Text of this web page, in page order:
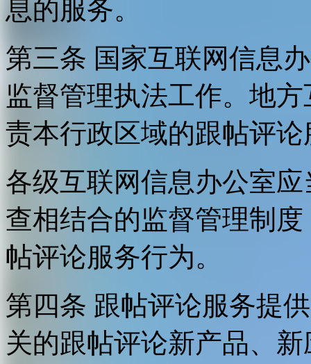
息的服务。
第三条 国家互联网信息
监督管理执法工作。地
责本行政区域的跟帖评
各级互联网信息办公室
查相结合的监督管理制
帖评论服务行为。
第四条 跟帖评论服务提
关的跟帖评论新产品、